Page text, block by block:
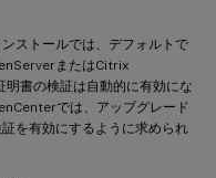
ストールでは、デフォルトで
またはCitrix
書の検証は自動的に有効にな
では、アップグレード
を有効にするように求められ